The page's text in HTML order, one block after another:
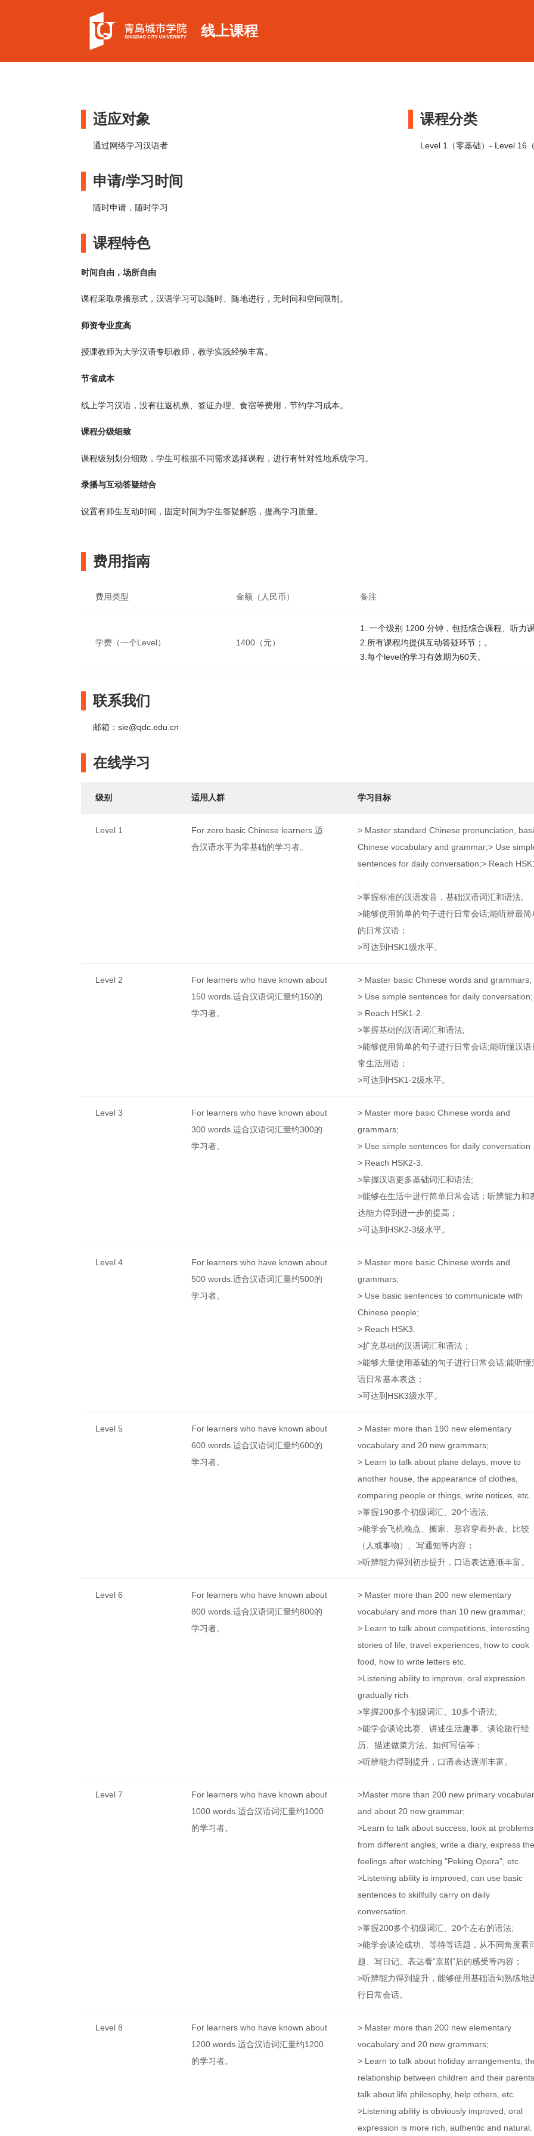
线上课程
适应对象
通过网络学习汉语者
课程分类
Level 1（零基础）- Level 16（
申请/学习时间
随时申请，随时学习
课程特色
时间自由，场所自由
课程采取录播形式，汉语学习可以随时、随地进行，无时间和空间限制。
师资专业度高
授课教师为大学汉语专职教师，教学实践经验丰富。
节省成本
线上学习汉语，没有往返机票、签证办理、食宿等费用，节约学习成本。
课程分级细致
课程级别划分细致，学生可根据不同需求选择课程，进行有针对性地系统学习。
录播与互动答疑结合
设置有师生互动时间，固定时间为学生答疑解惑，提高学习质量。
费用指南
费用类型 金额（人民币） 备注
学费（一个Level） 1400（元）
1. 一个级别 1200 分钟，包括综合课程、听力
2.所有课程均提供互动答疑环节；。
3.每个level的学习有效期为60天。
联系我们
邮箱：sie@qdc.edu.cn
在线学习
级别 适用人群 学习目标
Level 1
For zero basic Chinese learners.适
合汉语水平为零基础的学习者。
> Master standard Chinese pronunciation,
Chinese vocabulary and grammar;> Use
sentences for daily conversation;> Reach
>掌握标准的汉语发音，基础汉语词汇和语法;
>能够使用简单的句子进行日常会话;能听辨最简
的日常汉语；
>可达到HSK1级水平。
Level 2
For learners who have known about
150 words.适合汉语词汇量约150的
学习者。
> Master basic Chinese words and grammars;
> Use simple sentences for daily conversation;
> Reach HSK1-2.
>掌握基础的汉语词汇和语法;
>能够使用简单的句子进行日常会话;能听懂汉语
常生活用语；
>可达到HSK1-2级水平。
Level 3
For learners who have known about
300 words.适合汉语词汇量约300的
学习者。
> Master more basic Chinese words and
grammars;
> Use simple sentences for daily conversation
> Reach HSK2-3.
>掌握汉语更多基础词汇和语法;
>能够在生活中进行简单日常会话；听辨能力和
达能力得到进一步的提高；
>可达到HSK2-3级水平。
Level 4
For learners who have known about
500 words.适合汉语词汇量约500的
学习者。
> Master more basic Chinese words and
grammars;
> Use basic sentences to communicate with
Chinese people;
> Reach HSK3.
>扩充基础的汉语词汇和语法；
>能够大量使用基础的句子进行日常会话;能听懂
语日常基本表达；
>可达到HSK3级水平。
Level 5
For learners who have known about
600 words.适合汉语词汇量约600的
学习者。
> Master more than 190 new elementary
vocabulary and 20 new grammars;
> Learn to talk about plane delays, move to
another house, the appearance of clothes,
comparing people or things, write notices, etc.
>掌握190多个初级词汇、20个语法;
>能学会飞机晚点、搬家、形容穿着外表、比较
（人或事物）、写通知等内容；
>听辨能力得到初步提升，口语表达逐渐丰富。
Level 6
For learners who have known about
800 words.适合汉语词汇量约800的
学习者。
> Master more than 200 new elementary
vocabulary and more than 10 new grammar;
> Learn to talk about competitions, interesting
stories of life, travel experiences, how to cook
food, how to write letters etc.
>Listening ability to improve, oral expression
gradually rich.
>掌握200多个初级词汇、10多个语法;
>能学会谈论比赛、讲述生活趣事、谈论旅行经
历、描述做菜方法、如何写信等；
>听辨能力得到提升，口语表达逐渐丰富。
Level 7
For learners who have known about
1000 words.适合汉语词汇量约1000
的学习者。
>Master more than 200 new primary
and about 20 new grammar;
>Learn to talk about success, look at problems
from different angles, write a diary, express the
feelings after watching "Peking Opera", etc.
>Listening ability is improved, can use basic
sentences to skillfully carry on daily
conversation.
>掌握200多个初级词汇、20个左右的语法;
>能学会谈论成功、等待等话题，从不同角度看
题、写日记、表达看“京剧”后的感受等内容；
>听辨能力得到提升，能够使用基础语句熟练地
行日常会话。
Level 8
For learners who have known about
1200 words.适合汉语词汇量约1200
的学习者。
> Master more than 200 new elementary
vocabulary and 20 new grammars;
> Learn to talk about holiday arrangements,
relationship between children and their parents,
talk about life philosophy, help others, etc.
>Listening ability is obviously improved, oral
expression is more rich, authentic and natural.